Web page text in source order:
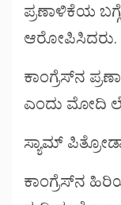
ಪ್ರಣಾಳಿಕೆಯ ಬಗ್ಗೆ
ಆರೋಪಿಸಿದರು.
ಕಾಂಗ್ರೆಸ್‌ನ
ಎಂದು ಮೋದಿ
ಸ್ಯಾಮ್
ಕಾಂಗ್ರೆಸ್‌ನ